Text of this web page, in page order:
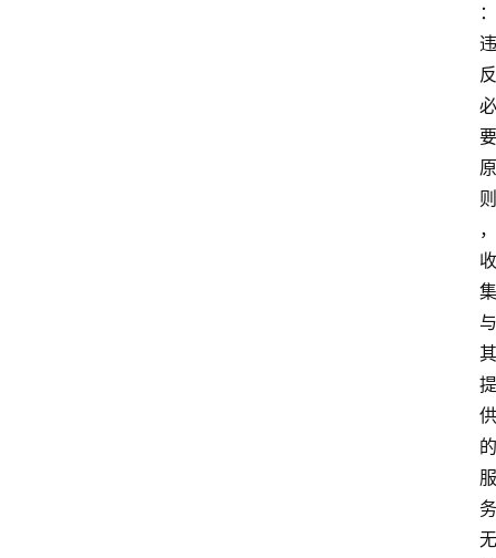
：
违
反
必
要
原
则
，
收
集
与
其
提
供
的
服
务
无